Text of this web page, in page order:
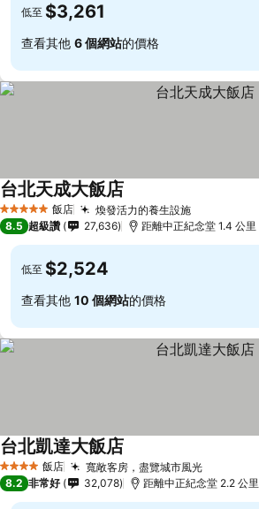
低至 $3,261
查看其他 6 個網站的價格
5 星級 飯店 煥發活力的養生設施
台北天成大飯店
8.5 超級讚 27,636 距離中正紀念堂 1.4 公里
低至 $2,524
查看其他 10 個網站的價格
4 星級 飯店 寬敞客房，盡覽城市風光
台北凱達大飯店
8.2 非常好 32,078 距離中正紀念堂 2.2 公里